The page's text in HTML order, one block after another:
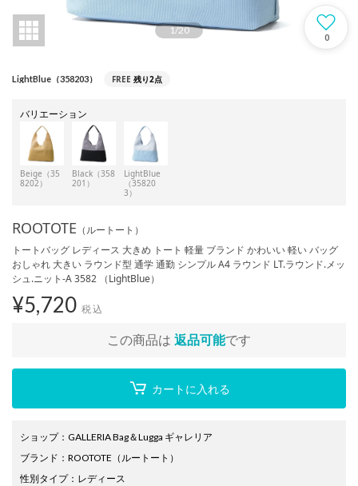
1/20
0
LightBlue（358203） FREE 残り2点
バリエーション
Beige（35
8202）
Black（358
201）
LightBlue
（35820
3）
ROOTOTE （ルートート）
トートバッグ レディース 大きめ トート 軽量 ブランド かわいい 軽い バッグ
おしゃれ 大きい ラウンド型 通学 通勤 シンプル A4 ラウンド LT.ラウンド.メッ
シュ.ニット-A 3582 （LightBlue）
¥5,720 税込
この商品は 返品可能です
カートに入れる
ショップ： GALLERIA Bag＆Lugga ギャレリア
ブランド ： ROOTOTE （ルートート）
性別タイプ： レディース